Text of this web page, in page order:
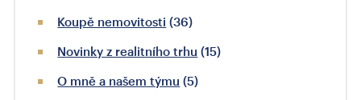
Koupě nemovitosti (36)
Novinky z realitního trhu (15)
O mně a našem týmu (5)